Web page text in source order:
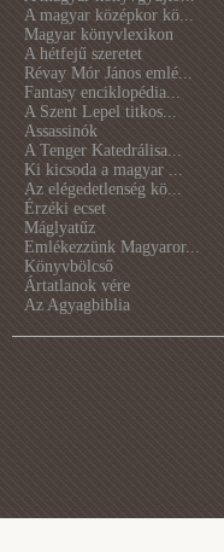
A magyar középkor kö...
Magyar könyvlexikon
A hétfejű szeretet
Révay Mór János emlé...
Fantasy enciklopédia...
A Szent Lepel titkos...
Assassinók
A Tenger Katedrálisa...
Ki kicsoda a magyar ...
Az elégedetlenség kö...
Érzéki ecset
Máglyatűz
Emlékezzünk Magyaror...
Könyvbölcső
Ártatlanok vére
Az Agyagbiblia